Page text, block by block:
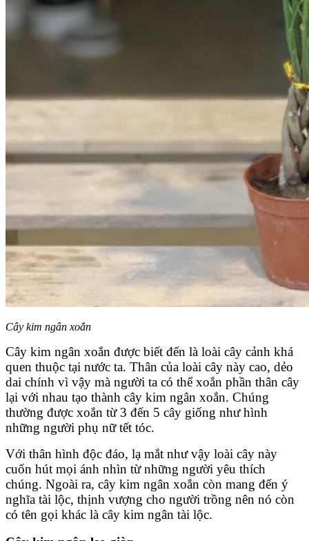
Cây kim ngân xoắn
Cây kim ngân xoắn được biết đến là loài cây cảnh khá
quen thuộc tại nước ta. Thân của loài cây này cao, dẻo
dai chính vì vậy mà người ta có thể xoắn phần thân cây
lại với nhau tạo thành cây kim ngân xoắn. Chúng
thường được xoắn từ 3 đến 5 cây giống như hình
những người phụ nữ tết tóc.
Với thân hình độc đáo, lạ mắt như vậy loài cây này
cuốn hút mọi ánh nhìn từ những người yêu thích
chúng. Ngoài ra, cây kim ngân xoắn còn mang đến ý
nghĩa tài lộc, thịnh vượng cho người trồng nên nó còn
có tên gọi khác là cây kim ngân tài lộc.